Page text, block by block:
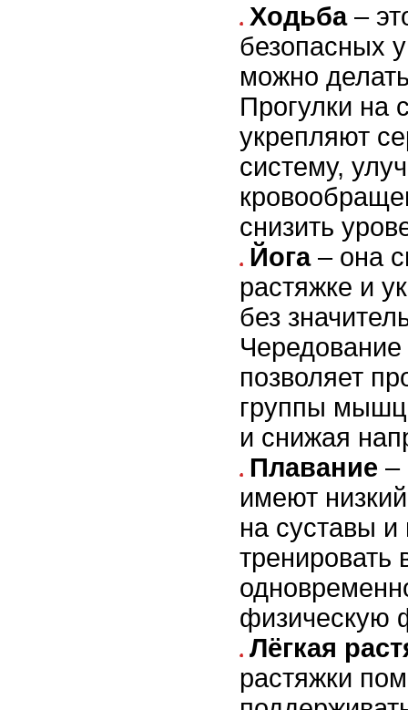
Ходьба–
безопасных
можно
Прогулки на
укрепляют
систему,
снизить
Йога– она
растяжке и
без
позволяет
группы
и снижая
Плавание –
имеют
на суставы и
физическую
Лёгкая
растяжки